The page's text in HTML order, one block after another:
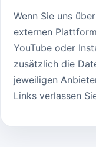
Wenn Sie uns
externen
YouTube oder
zusätzlich die
jeweiligen
Links verlassen